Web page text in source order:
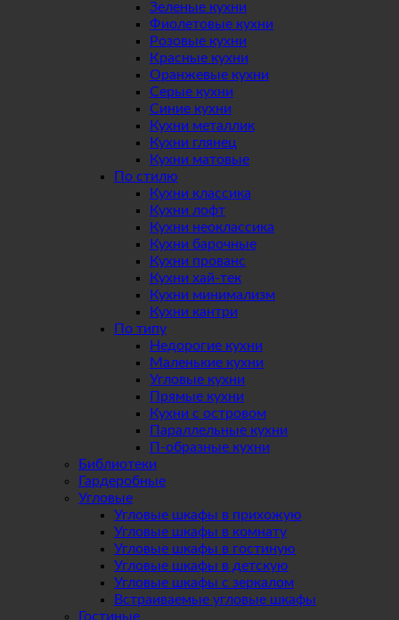
Зеленые кухни
Фиолетовые кухни
Розовые кухни
Красные кухни
Оранжевые кухни
Серые кухни
Синие кухни
Кухни металлик
Кухни глянец
Кухни матовые
По стилю
Кухни классика
Кухни лофт
Кухни неоклассика
Кухни барочные
Кухни прованс
Кухни хай-тек
Кухни минимализм
Кухни кантри
По типу
Недорогие кухни
Маленькие кухни
Угловые кухни
Прямые кухни
Кухни с островом
Параллельные кухни
П-образные кухни
Библиотеки
Гардеробные
Угловые
Угловые шкафы в прихожую
Угловые шкафы в комнату
Угловые шкафы в гостиную
Угловые шкафы в детскую
Угловые шкафы с зеркалом
Встраиваемые угловые шкафы
Гостиные